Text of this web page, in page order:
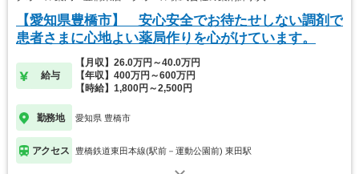
【愛知県豊橋市】 安心安全でお待たせしない調剤で
患者さまに心地よい薬局作りを心がけています。
給与
【月収】26.0万円～40.0万円
【年収】400万円～600万円
【時給】1,800円～2,500円
勤務地 愛知県 豊橋市
アクセス 豊橋鉄道東田本線(駅前－運動公園前) 東田駅